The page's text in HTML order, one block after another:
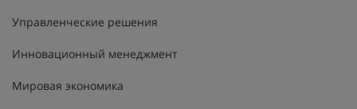
Управленческие решения
Инновационный менеджмент
Мировая экономика